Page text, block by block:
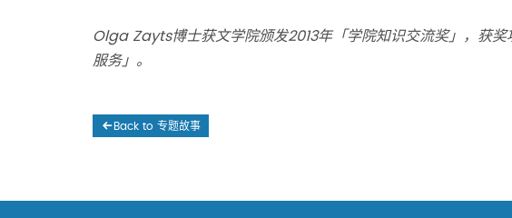
Olga Zayts博士获文学院颁发2013年「学院知识交流奖」，获
服务」。
Back to 专题故事